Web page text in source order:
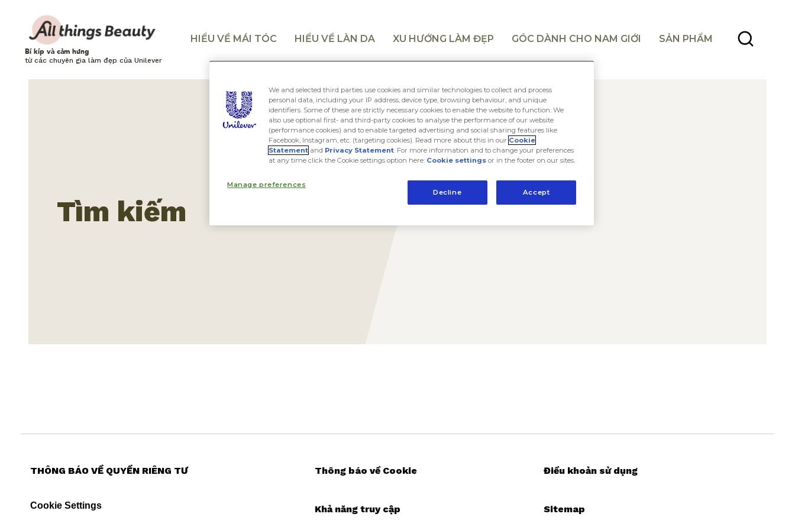
Bí kíp và cảm hứng
từ các chuyên gia làm đẹp của Unilever
HIỂU VỀ MÁI TÓC HIỂU VỀ LÀN DA XU HƯỚNG LÀM ĐẸP GÓC DÀNH CHO NAM GIỚI SẢN PHẨM
Tìm kiếm
THÔNG BÁO VỀ QUYỀN RIÊNG TƯ
Cookie Settings
Thông báo về Cookie
Khả năng truy cập
Điều khoản sử dụng
Sitemap
We and selected third parties use cookies and similar technologies to collect and process
personal data, including your IP address, device type, browsing behaviour, and unique
identifiers. Some of these are strictly necessary cookies to enable the website to function. We
also use optional first- and third-party cookies to analyse the performance of our website
(performance cookies) and to enable targeted advertising and social sharing features like
Facebook, Instagram, etc. (targeting cookies). Read more about this in our Cookie
Statement and Privacy Statement. For more information and to change your preferences
at any time click the Cookie settings option here: Cookie settings or in the footer on our sites.
Manage preferences
Decline
Accept